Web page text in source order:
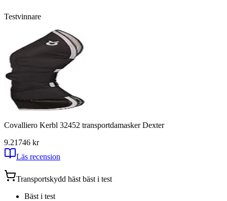
Testvinnare
Covalliero Kerbl 32452 transportdamasker Dexter
9.21 746 kr
Läs recension
Transportskydd häst bäst i test
Bäst i test